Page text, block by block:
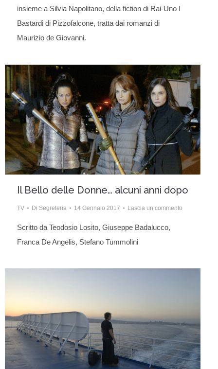
insieme a Silvia Napolitano, della fiction di Rai-Uno I
Bastardi di Pizzofalcone, tratta dai romanzi di
Maurizio de Giovanni.
Il Bello delle Donne… alcuni anni dopo
TV Di Segreteria 14 Gennaio 2017 Lascia un commento
Scritto da Teodosio Losito, Giuseppe Badalucco,
Franca De Angelis, Stefano Tummolini